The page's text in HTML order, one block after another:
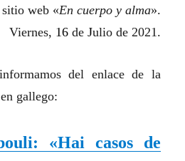
web «En cuerpo y alma».
Viernes, 16de Julio de 2021.
del enlace de la
gallego:
«Hai casos de